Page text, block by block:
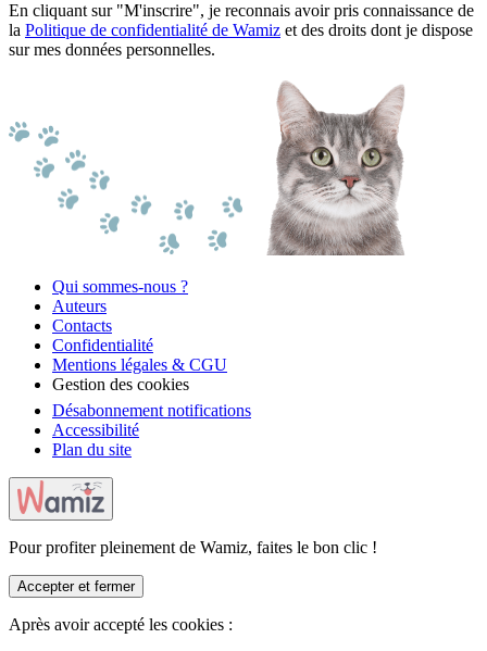
En cliquant sur "M'inscrire", je reconnais avoir pris connaissance de
la Politique de confidentialité de Wamiz et des droits dont je dispose
sur mes données personnelles.
Qui sommes-nous ?
Auteurs
Contacts
Confidentialité
Mentions légales & CGU
Gestion des cookies
Désabonnement notifications
Accessibilité
Plan du site
Pour profiter pleinement de Wamiz, faites le bon clic !
Accepter et fermer
Après avoir accepté les cookies :